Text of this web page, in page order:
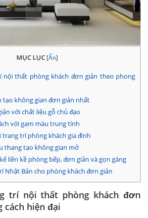
MỤC LỤC [Ẩn]
nội thất phòng khách đơn giản theo phong
tạo không gian đơn giản nhất
với chất liệu gỗ chủ đạo
với gam màu trung tính
trang trí phòng khách gia đình
thang tạo không gian mở
liền kề phòng bếp, đơn giản và gọn gàng
Nhật Bản cho phòng khách đơn giản
trí nội thất phòng khách đơn
cách hiện đại